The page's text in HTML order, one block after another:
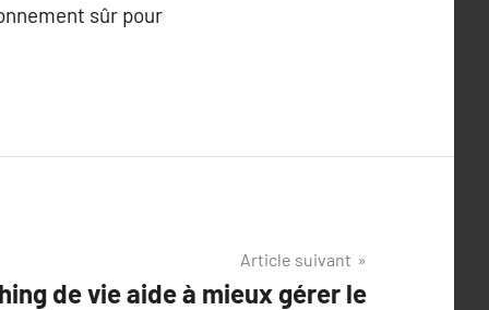
sûr pour
Article suivant
de vie aide à mieux gérer le